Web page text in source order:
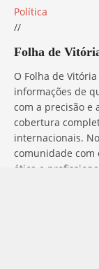
Política
//
Folha de
O Folha de
informações de
com a precisão e
cobertura
internacionais.
comunidade com
ética e